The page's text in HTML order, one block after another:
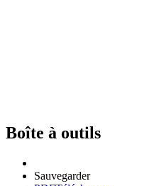
Boîte à outils
Sauvegarder